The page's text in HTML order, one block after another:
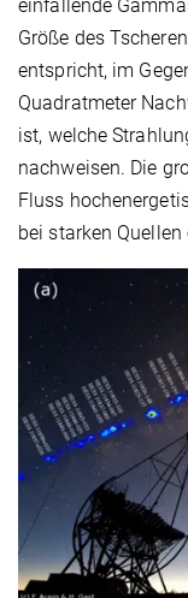
einfallende
Größe des
entspricht, im
Quadratmeter
ist, welche
nachweisen. Die
Fluss
bei starken